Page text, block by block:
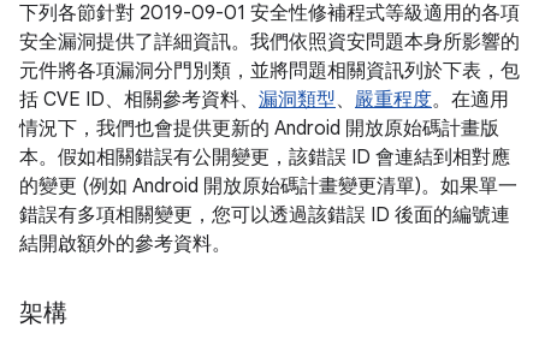
下列各節針對 2019-09-01 安全性修補程式等級適用的各項
安全漏洞提供了詳細資訊。我們依照資安問題本身所影響的
元件將各項漏洞分門別類，並將問題相關資訊列於下表，包
括 CVE ID、相關參考資料、 漏洞類型、 嚴重程度。在適用
情況下，我們也會提供更新的 Android 開放原始碼計畫版
本。假如相關錯誤有公開變更，該錯誤 ID 會連結到相對應
的變更 (例如 Android 開放原始碼計畫變更清單)。如果單一
錯誤有多項相關變更，您可以透過該錯誤 ID 後面的編號連
結開啟額外的參考資料。
架構